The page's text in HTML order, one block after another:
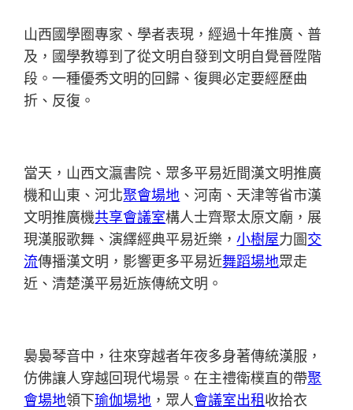
山西國學圈專家、學者表現，經過十年推廣、普
及，國學教導到了從文明自發到文明自覺晉陞階
段。一種優秀文明的回歸、復興必定要經歷曲
折、反復。
當天，山西文瀛書院、眾多平易近間漢文明推廣
機和山東、河北聚會場地 、河南、天津等省市漢
文明推廣機共享會議室構人士齊聚太原文廟，展
現漢服歌舞、演繹經典平易近樂，小樹屋力圖交
流傳播漢文明，影響更多平易近舞蹈場地眾走
近、清楚漢平易近族傳統文明。
裊裊琴音中，往來穿越者年夜多身著傳統漢服，
仿佛讓人穿越回現代場景。在主禮衛樸直的帶聚
會場地領下瑜伽場地 ，眾人會議室出租收拾衣